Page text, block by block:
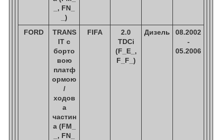
_, FN_
_)
FORD
TRANS
IT c
борто
вою
платф
ормою
/
ходов
а
частин
а (FM_
_, FN_
FIFA
2.0
TDCi
(F_E_,
F_F_)
Дизель
08.2002
-
05.2006